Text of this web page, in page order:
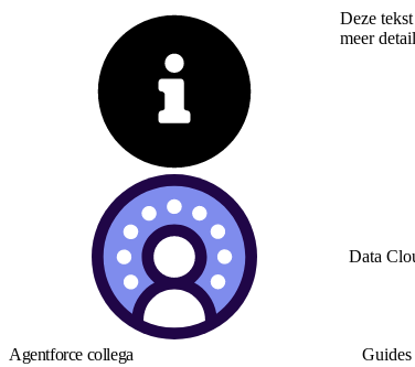
Deze
meer
Data
Agentforce collega Guides